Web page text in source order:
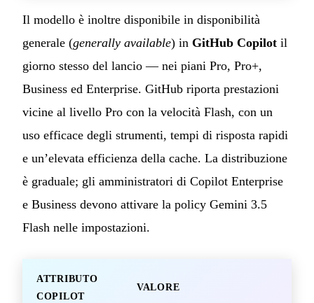
Il modello è inoltre disponibile in disponibilità
generale (generally available) in GitHub Copilot il
giorno stesso del lancio — nei piani Pro, Pro+,
Business ed Enterprise. GitHub riporta prestazioni
vicine al livello Pro con la velocità Flash, con un
uso efficace degli strumenti, tempi di risposta rapidi
e un’elevata efficienza della cache. La distribuzione
è graduale; gli amministratori di Copilot Enterprise
e Business devono attivare la policy Gemini 3.5
Flash nelle impostazioni.
ATTRIBUTO
COPILOT
VALORE